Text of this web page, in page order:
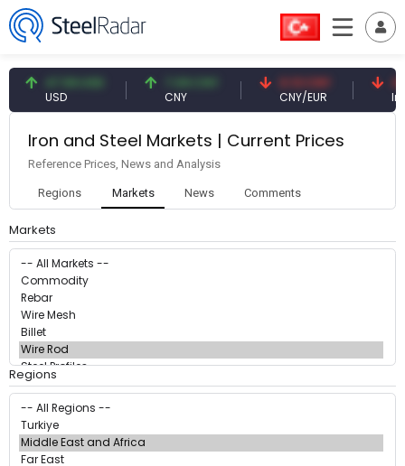
USD CNY
0.13 CNY
CNY/EUR
Iron and Steel Markets | Current Prices
Reference Prices, News and Analysis
Regions Markets News Comments
Markets
Regions